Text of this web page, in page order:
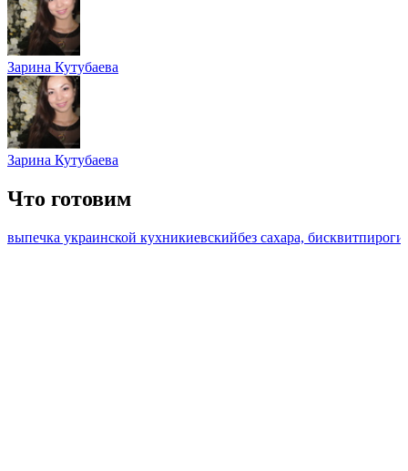
Зарина Кутубаева
Зарина Кутубаева
Что готовим
выпечка украинской кухникиевскийбез сахара, бисквит